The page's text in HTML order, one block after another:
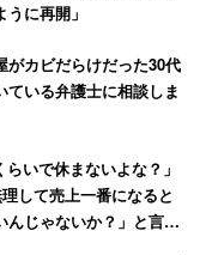
うに再開」
がカビだらけだった30代
ている弁護士に相談しま
いで休まないよな？」
して売上一番になると
んじゃないか？」と言わ